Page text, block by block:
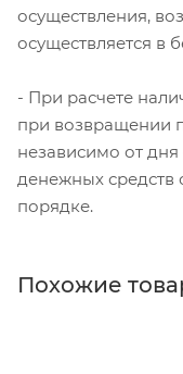
осуществления,
осуществляется в
- При расчете
при возвращении
независимо от дня
денежных средств
порядке.
Похожие